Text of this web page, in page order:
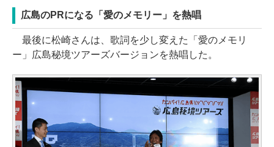
広島のPRになる「愛のメモリー」を熱唱
最後に松崎さんは、歌詞を少し変えた「愛のメモリ
ー」広島秘境ツアーズバージョンを熱唱した。